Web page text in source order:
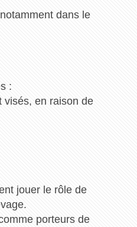
dans le
:
en raison de
jouer le rôle de
porteurs de